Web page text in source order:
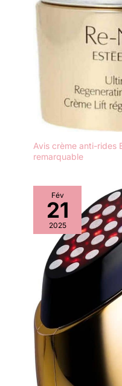
Avis crème anti-rides
remarquable
Fév
21
2025